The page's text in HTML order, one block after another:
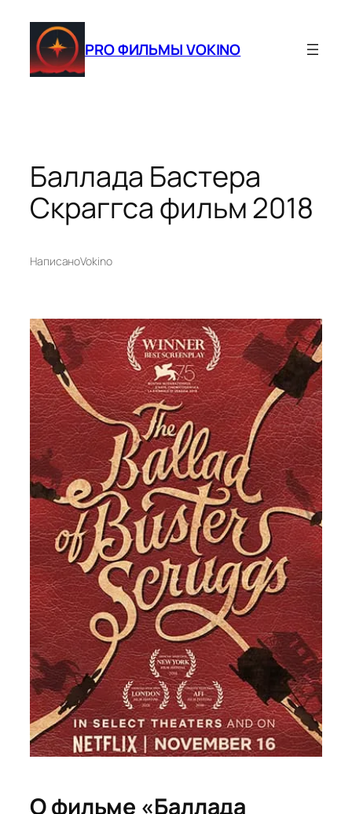
содержимомуPRO ФИЛЬМЫ VOKINO
Баллада Бастера
Скраггса фильм 2018
НаписаноVokino
О фильме «Баллада